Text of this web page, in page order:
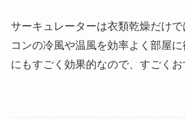
サーキュレーターは衣類乾燥だけ
コンの冷風や温風を効率よく部屋
にもすごく効果的なので、すごくお